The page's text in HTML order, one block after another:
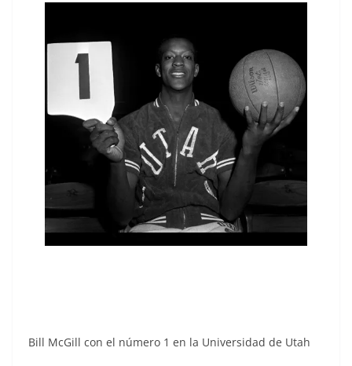
Bill McGill con el número 1 en la Universidad de Utah